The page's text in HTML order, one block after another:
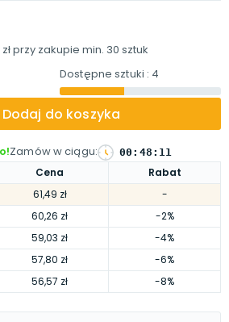
Cena
Rabat
61,49 zł
-
60,26 zł
-2%
59,03 zł
-4%
57,80 zł
-6%
56,57 zł -8%
przy zakupie min. 30 sztuk
Dostępne sztuki : 4
Dodaj do koszyka
Zamów w ciągu: 00 : 48 : 10